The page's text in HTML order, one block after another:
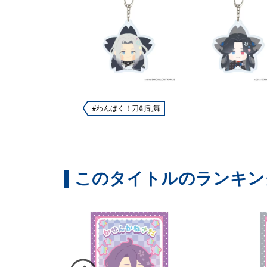
#わんぱく！刀剣乱舞
このタイトルのランキ